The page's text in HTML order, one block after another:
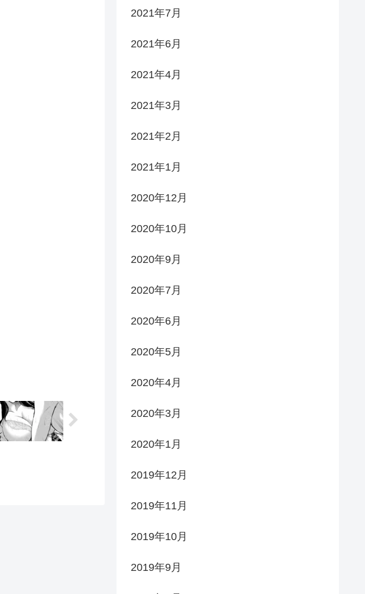
2021年7月
2021年6月
2021年4月
2021年3月
2021年2月
2021年1月
2020年12月
2020年10月
2020年9月
2020年7月
2020年6月
2020年5月
2020年4月
2020年3月
2020年1月
2019年12月
2019年11月
2019年10月
2019年9月